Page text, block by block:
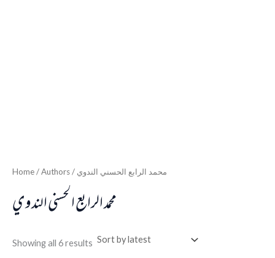
Home / Authors / محمد الرابع الحسني الندوي
محمد الرابع الحسني الندوي
Showing all 6 results